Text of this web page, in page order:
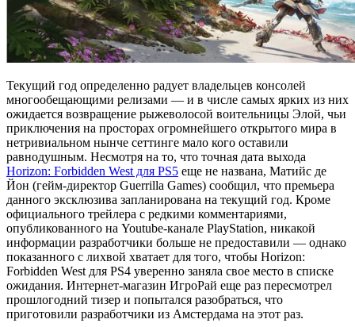
Текущий год определенно радует владельцев консолей
многообещающими релизами — и в числе самых ярких из них
ожидается возвращение рыжеволосой воительницы Элой, чьи
приключения на просторах огромнейшего открытого мира в
нетривиальном нынче сеттинге мало кого оставили
равнодушным. Несмотря на то, что точная дата выхода
Horizon: Forbidden West для PS5 еще не названа, Матийс де
Йон (гейм-директор Guerrilla Games) сообщил, что премьера
данного эксклюзива запланирована на текущий год. Кроме
официального трейлера с редкими комментариями,
опубликованного на Youtube-канале PlayStation, никакой
информации разработчики больше не предоставили — однако
показанного с лихвой хватает для того, чтобы Horizon:
Forbidden West для PS4 уверенно заняла свое место в списке
ожидания. Интернет-магазин ИгроРай еще раз пересмотрел
прошлогодний тизер и попытался разобраться, что
приготовили разработчики из Амстердама на этот раз.